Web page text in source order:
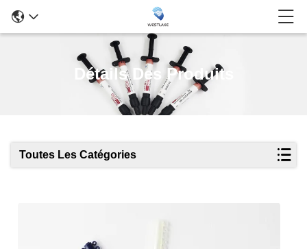
Détails Des Produits
Toutes Les Catégories